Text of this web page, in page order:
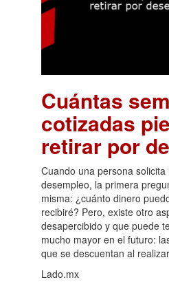
Cuántas
cotizadas
retirar por
Cuando una persona
desempleo, la primera
misma: ¿cuánto dinero
recibiré? Pero, existe otro
desapercibido y que puede
mucho mayor en el futuro:
que se descuentan al
Lado.mx